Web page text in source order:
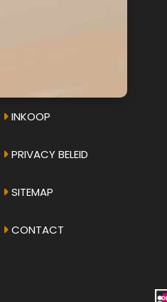
INKOOP
PRIVACY BELEID
SITEMAP
CONTACT